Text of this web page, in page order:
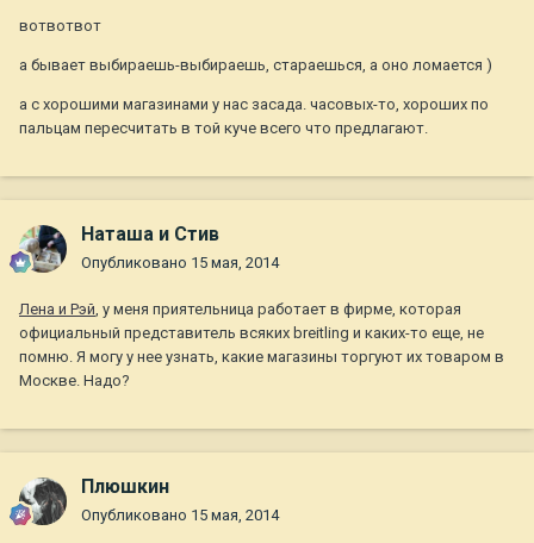
вотвотвот
а бывает выбираешь-выбираешь, стараешься, а оно ломается )
а с хорошими магазинами у нас засада. часовых-то, хороших по
пальцам пересчитать в той куче всего что предлагают.
Наташа и Стив
Опубликовано 15 мая, 2014
Лена и Рэй, у меня приятельница работает в фирме, которая
официальный представитель всяких breitling и каких-то еще, не
помню. Я могу у нее узнать, какие магазины торгуют их товаром в
Москве. Надо?
Плюшкин
Опубликовано 15 мая, 2014